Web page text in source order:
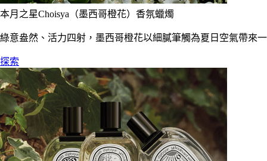
本月之星Choisya（墨西哥橙花）香氛蠟燭
綠意盎然、活力四射，墨西哥橙花以細膩筆觸為夏日空氣帶來
探索